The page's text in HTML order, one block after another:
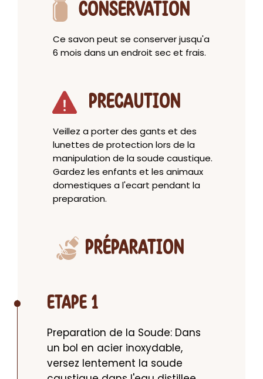
CONSERVATION
Ce savon peut se conserver jusqu'a
6 mois dans un endroit sec et frais.
PRECAUTION
Veillez a porter des gants et des
lunettes de protection lors de la
manipulation de la soude caustique.
Gardez les enfants et les animaux
domestiques a l'ecart pendant la
preparation.
PRÉPARATION
ETAPE 1
Preparation de la Soude: Dans
un bol en acier inoxydable,
versez lentement la soude